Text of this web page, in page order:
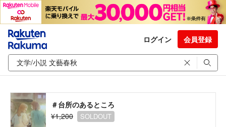
ログイン 会員登録
＃台所のあるところ
¥1,200
SOLDOUT